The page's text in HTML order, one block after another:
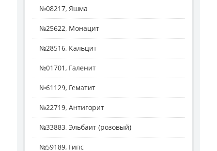
№08217, Яшма
№25622, Монацит
№28516, Кальцит
№01701, Галенит
№61129, Гематит
№22719, Антигорит
№33883, Эльбаит (розовый)
№59189, Гипс